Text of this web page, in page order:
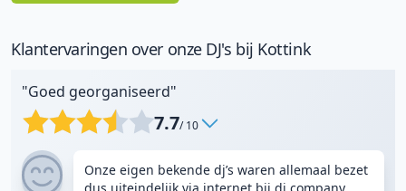
Klantervaringen over onze DJ's bij Kottink
"Goed georganiseerd"
7.7/ 10
Onze eigen bekende dj’s waren allemaal bezet